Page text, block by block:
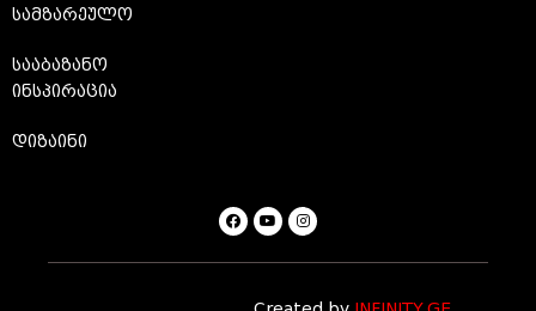
სამზარეულო
სააბაზანო
ინსპირაცია
დიზაინი